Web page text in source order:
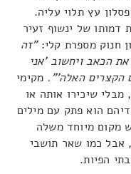
עץ תלוי עליה.
של ינשוף זעיר
חנוק מספרת קלי:"זה
הכאב ויחשוב 'אני
הקצרים האלה'". מקימי
שיכירו אותה או
הוא פתק עם מילים
מקום מיוחד משלה
אבל כמו שאר תושבי
הפיות.